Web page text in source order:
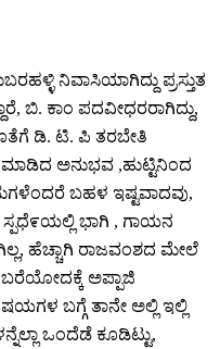
ನಿವಾಸಿಯಾಗಿದ್ದು ಪ್ರಸ್ತುತ
ಬಿ. ಕಾಂ ಪದವೀಧರರಾಗಿದ್ದು,
ಡಿ. ಟಿ. ಪಿ ತರಬೇತಿ
ಮಾಡಿದ ಅನುಭವ ,ಹುಟ್ಟಿನಿಂದ
ಬಹಳ ಇಷ್ಟವಾದವು,
ಭಾಗಿ , ಗಾಯನ
ಹೆಚ್ಚಾಗಿ ರಾಜವಂಶದ ಮೇಲೆ
ಅಪ್ಪಾಜಿ
ಬಗ್ಗೆ ತಾನೇ ಅಲ್ಲಿ ಇಲ್ಲಿ
ಒಂದೆಡೆ ಕೂಡಿಟ್ಟು,